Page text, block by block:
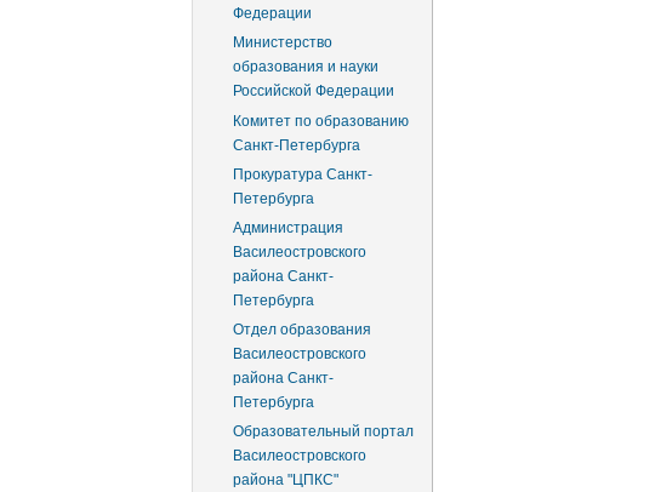
Федерации
Министерство
образования и науки
Российской Федерации
Комитет по образованию
Санкт-Петербурга
Прокуратура Санкт-
Петербурга
Администрация
Василеостровского
района Санкт-
Петербурга
Отдел образования
Василеостровского
района Санкт-
Петербурга
Образовательный портал
Василеостровского
района "ЦПКС"